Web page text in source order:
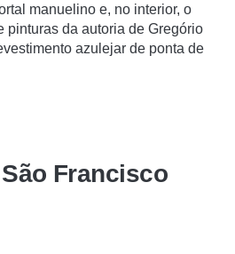
manuelino e, no interior, o
pinturas da autoria de Gregório
azulejar de ponta de
Francisco